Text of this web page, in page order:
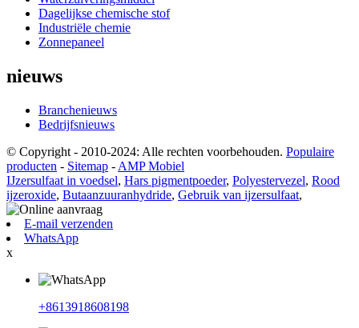
Dagelijkse chemische stof
Industriële chemie
Zonnepaneel
nieuws
Branchenieuws
Bedrijfsnieuws
© Copyright - 2010-2024: Alle rechten voorbehouden. Populaire
producten - Sitemap - AMP Mobiel
IJzersulfaat in voedsel, Hars pigmentpoeder, Polyestervezel, Rood
ijzeroxide, Butaanzuuranhydride, Gebruik van ijzersulfaat,
E-mail verzenden
WhatsApp
x
+8613918608198